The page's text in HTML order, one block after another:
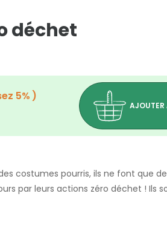
déchet
5%
AJOUTER
costumes pourris, ils ne font que
par leurs actions zéro déchet ! Ils